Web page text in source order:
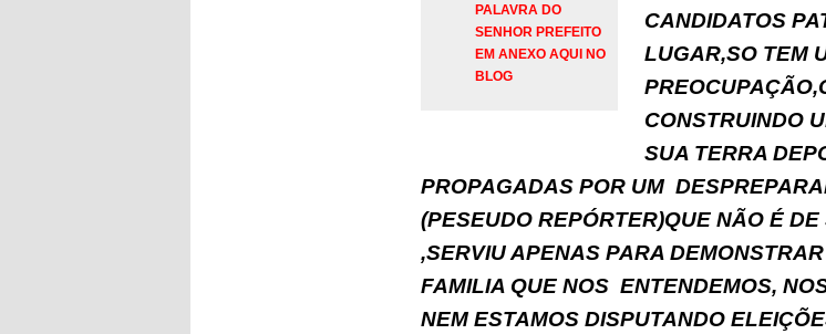
PALAVRA DO
SENHOR PREFEITO
EM ANEXO AQUI NO
BLOG
CANDIDATOS
LUGAR,SO TEM
CONSTRUINDO
SUA TERRA
PROPAGADAS POR UM
(PESEUDO REPÓRTER)QUE NÃO É
,SERVIU APENAS PARA
FAMILIA QUE NOS ENTENDEMOS,
NEM ESTAMOS DISPUTANDO